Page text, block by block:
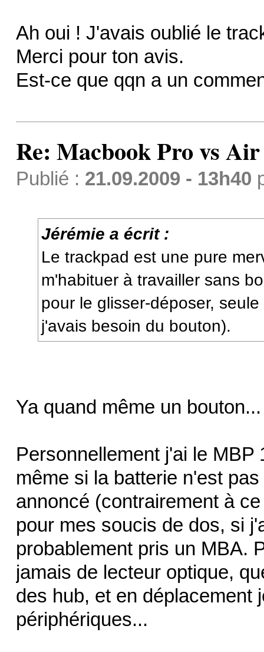
Ah oui ! J'avais oublié le
Merci pour ton avis.
Est-ce que qqn a un
Re: Macbook Pro vs Air
Publié : 21.09.2009 - 13h40
Jérémie a écrit :
Le trackpad est une pure
m'habituer à travailler sans
pour le glisser-déposer,
j'avais besoin du bouton).
Ya quand même un
Personnellement j'ai le
même si la batterie n'est
annoncé (contrairement à
pour mes soucis de dos, si
probablement pris un MBA.
jamais de lecteur optique,
des hub, et en déplacement
périphériques...